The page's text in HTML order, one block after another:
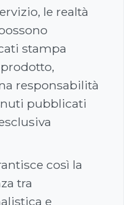
le realtà
stampa
responsabilità
pubblicati
così la
tra
e